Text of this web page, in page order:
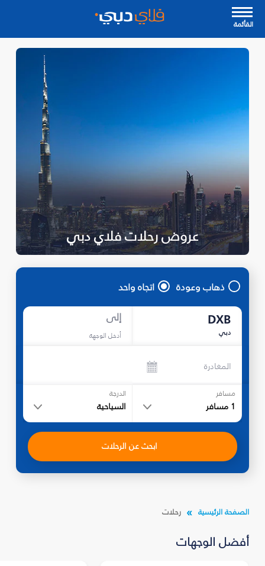
القأئمة
عروض رحلات فلاي دبي
ذهاب وعودة اتجاه واحد
DXB
دبي
إلى
أدخل الوجهة
المغادرة
مسافر
1 مسافر
الدرجة
السياحية
ابحث عن الرحلات
الصفحة الرئيسية رحلات
أفضل الوجهات